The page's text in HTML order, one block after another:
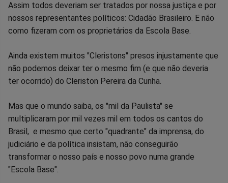
Assim todos deveriam ser tratados por nossa justiça e por
nossos representantes políticos: Cidadão Brasileiro. E não
como fizeram com os proprietários da Escola Base.
Ainda existem muitos "Cleristons" presos injustamente que
não podemos deixar ter o mesmo fim (e que não deveria
ter ocorrido) do Cleriston Pereira da Cunha.
Mas que o mundo saiba, os "mil da Paulista" se
multiplicaram por mil vezes mil em todos os cantos do
Brasil, e mesmo que certo "quadrante" da imprensa, do
judiciário e da política insistam, não conseguirão
transformar o nosso país e nosso povo numa grande
"Escola Base".